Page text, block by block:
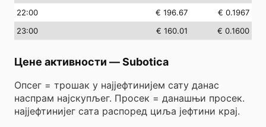
22:00 € 196.67
€ 0.1967
23:00 € 160.01 € 0.1600
Цене активности —Subotica
Опсег = трошак у најјефтинијем сату данас
наспрам најскупљег. Просек = данашњи просек.
најјефтинијег сата распоред циља јефтини крај.